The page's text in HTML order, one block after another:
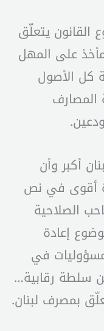
القانون يتعلّق
على المهل
كل الأصول
المصارف
أكبر وأن
أقوى في نص
الصلاحية
إعادة
في
سلطة رقابية…
بمصرف لبنان.